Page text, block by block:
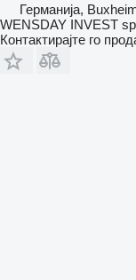
Германија,
WENSDAY INVEST
Контактирајте го